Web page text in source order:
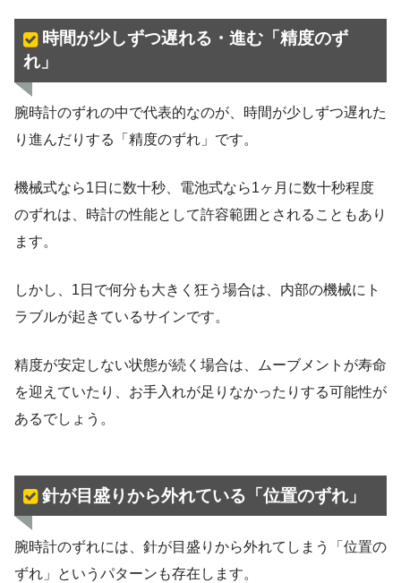
時間が少しずつ遅れる・進む「精度のず
れ」
腕時計のずれの中で代表的なのが、時間が少しずつ遅れた
り進んだりする「精度のずれ」です。
機械式なら1日に数十秒、電池式なら1ヶ月に数十秒程度
のずれは、時計の性能として許容範囲とされることもあり
ます。
しかし、1日で何分も大きく狂う場合は、内部の機械にト
ラブルが起きているサインです。
精度が安定しない状態が続く場合は、ムーブメントが寿命
を迎えていたり、お手入れが足りなかったりする可能性が
あるでしょう。
針が目盛りから外れている「位置のずれ」
腕時計のずれには、針が目盛りから外れてしまう「位置の
ずれ」というパターンも存在します。